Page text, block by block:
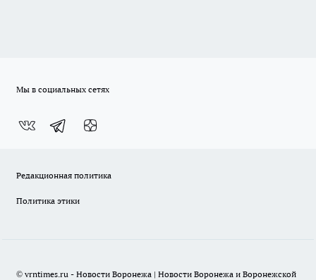
Мы в социальных сетях
Редакционная политика
Политика этики
© vrntimes.ru - Новости Воронежа | Новости Воронежа и Воронежской